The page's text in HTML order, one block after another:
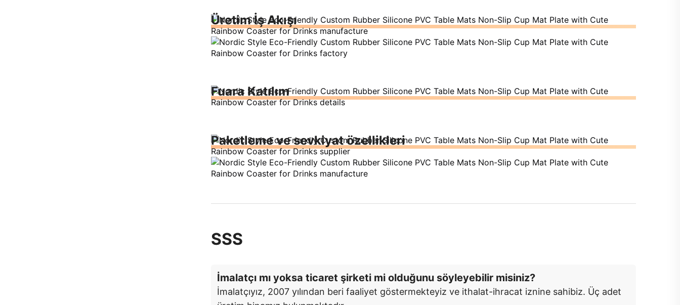
Üretim İş Akışı
Fuara Katılım
Paketleme ve sevkiyat özellikleri
SSS
İmalatçı mı yoksa ticaret şirketi mi olduğunu söyleyebilir misiniz?
İmalatçıyız, 2007 yılından beri faaliyet göstermekteyiz ve ithalat-ihracat iznine sahibiz. Üç adet